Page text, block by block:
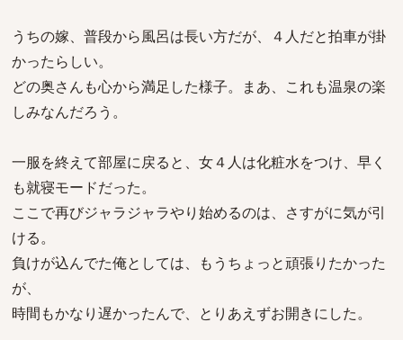
うちの嫁、普段から風呂は長い方だが、４人だと拍車が掛
かったらしい。
どの奥さんも心から満足した様子。まあ、これも温泉の楽
しみなんだろう。
一服を終えて部屋に戻ると、女４人は化粧水をつけ、早く
も就寝モードだった。
ここで再びジャラジャラやり始めるのは、さすがに気が引
ける。
負けが込んでた俺としては、もうちょっと頑張りたかった
が、
時間もかなり遅かったんで、とりあえずお開きにした。